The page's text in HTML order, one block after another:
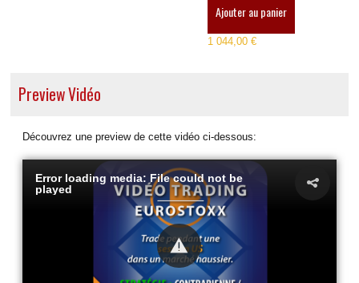
Ajouter au panier
1 044,00 €
Preview Vidéo
Découvrez une preview de cette vidéo ci-dessous:
Error loading media: File could not be
played